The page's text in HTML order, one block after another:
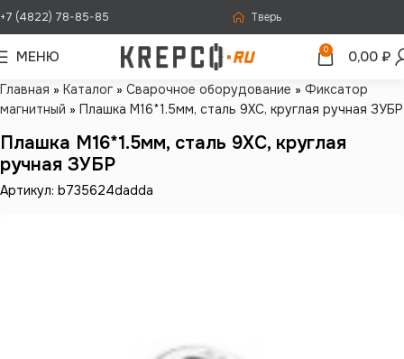
+7 (4822) 78-85-85 Тверь
МЕНЮ 0 0,00 ₽
Главная » Каталог » Сварочное оборудование » Фиксатор
магнитный » Плашка М16*1.5мм, сталь 9ХС, круглая ручная ЗУБР
Плашка М16*1.5мм, сталь 9ХС, круглая
ручная ЗУБР
Артикул: b735624dadda